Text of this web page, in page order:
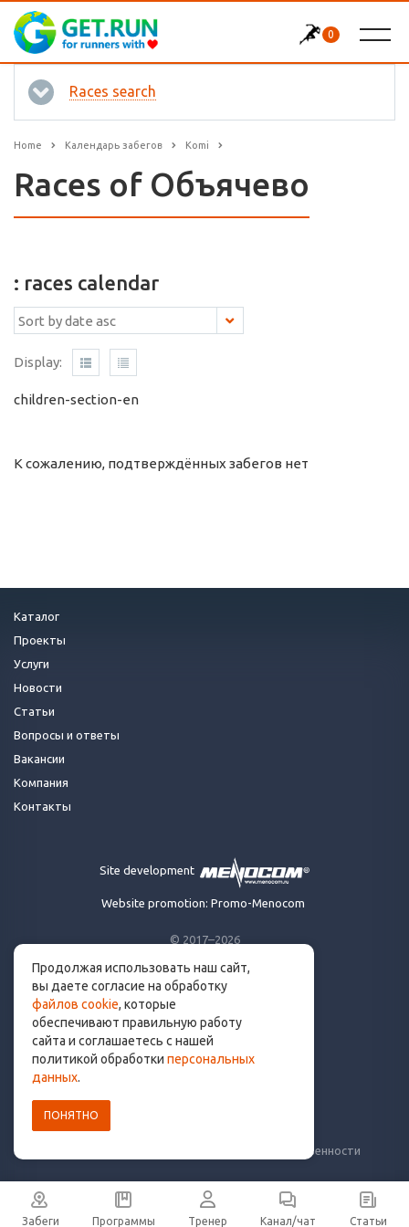
0
Races search
Home Календарь забегов Komi
Races of Объячево
: races calendar
Display:
children-section-en
К сожалению, подтверждённых забегов нет
© 2017–2026
Made for runners.
By runners. With ❤
info@get.run
Уведомление о рисках и ограничение ответственности
Каталог
Проекты
Услуги
Новости
Статьи
Вопросы и ответы
Вакансии
Компания
Контакты
Site development
Website promotion: Promo-Menocom
Забеги Программы Тренер Канал/чат Статьи
Продолжая использовать наш сайт,
вы даете согласие на обработку
файлов cookie, которые
обеспечивают правильную работу
сайта и соглашаетесь с нашей
политикой обработки персональных
данных.
ПОНЯТНО